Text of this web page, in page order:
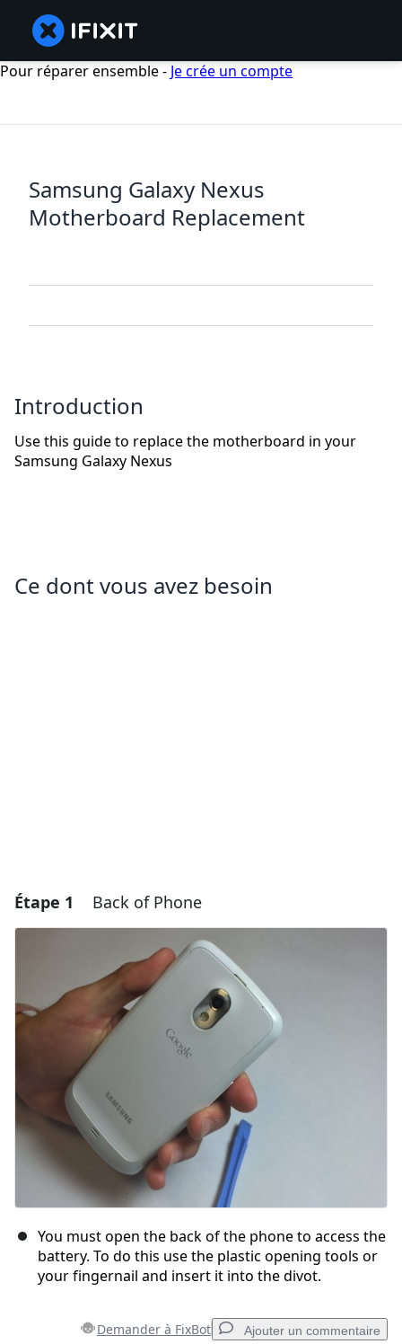
Pour réparer ensemble - Je crée un compte
Samsung Galaxy Nexus
Motherboard Replacement
Introduction
Use this guide to replace the motherboard in your
Samsung Galaxy Nexus
Ce dont vous avez besoin
Étape 1 Back of Phone
You must open the back of the phone to access the
battery. To do this use the plastic opening tools or
your fingernail and insert it into the divot.
Demander à FixBot Ajouter un commentaire